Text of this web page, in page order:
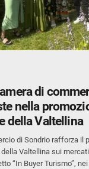
di
nella
della Valtellina
di Sondrio rafforza il
Valtellina sui
“In Buyer Turismo”,